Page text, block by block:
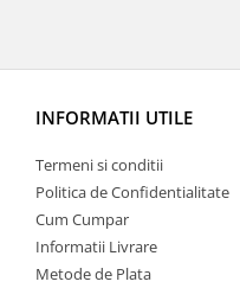
INFORMATII UTILE
Termeni si conditii
Politica de Confidentialitate
Cum Cumpar
Informatii Livrare
Metode de Plata